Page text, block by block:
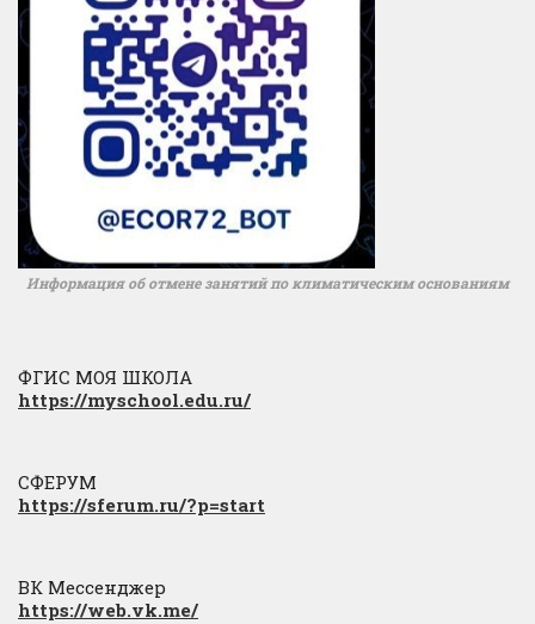
Информация об отмене занятий по климатическим основаниям
ФГИС МОЯ ШКОЛА
https://myschool.edu.ru/
СФЕРУМ
https://sferum.ru/?p=start
ВК Мессенджер
https://web.vk.me/